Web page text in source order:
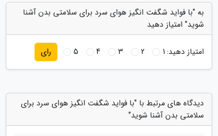
به "با فواید شگفت انگیز هوای سرد برای سلامتی بدن آشنا
شوید" امتیاز دهید
امتیاز دهید:1
2
3
4
5 رای
دیدگاه های مرتبط با "با فواید شگفت انگیز هوای سرد برای
سلامتی بدن آشنا شوید"